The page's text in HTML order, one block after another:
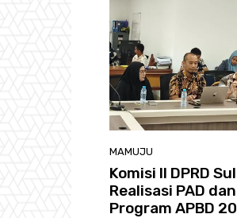
MAMUJU
Komisi II DPRD
Realisasi PAD
Program APBD